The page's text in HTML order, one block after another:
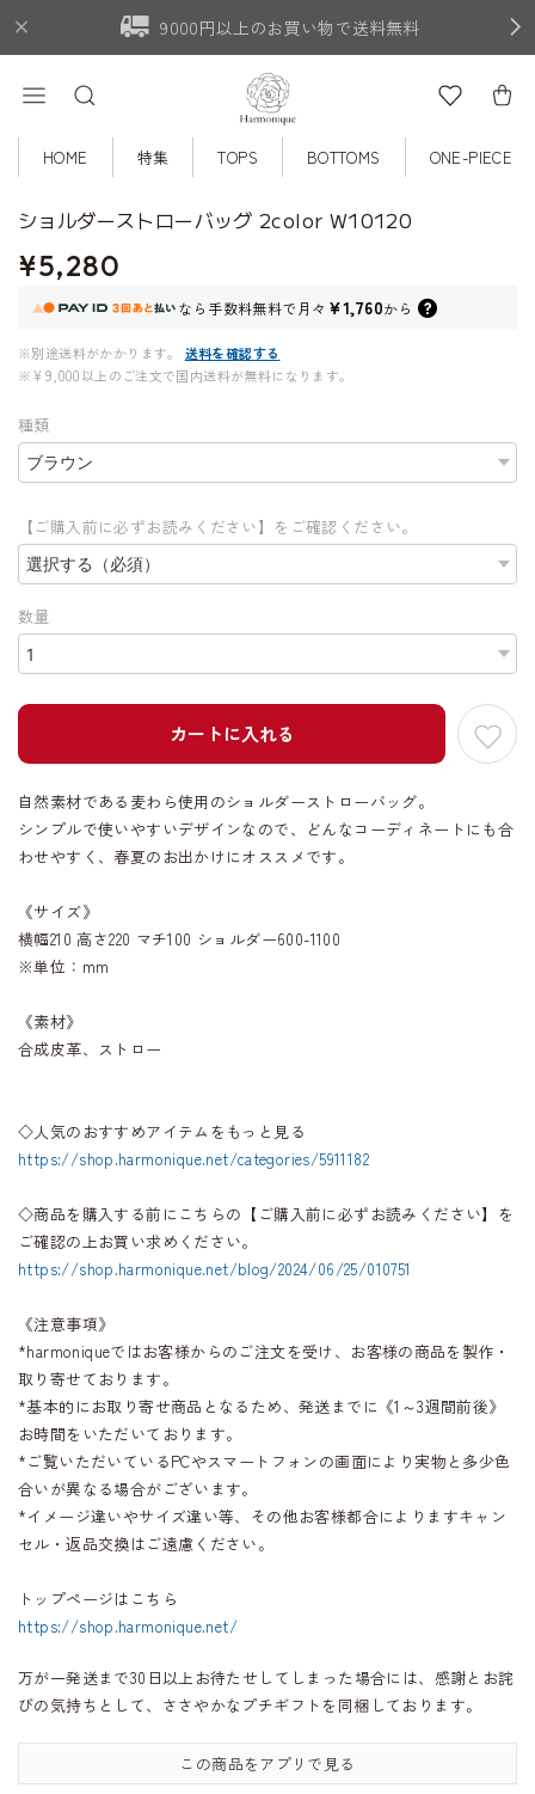
9000円以上のお買い物で送料無料
HOME 特集 TOPS BOTTOMS ONE-PIECE
ショルダーストローバッグ 2color W10120
¥5,280
なら 手数料無料で月々 ¥1,760から
※別途送料がかかります。
送料を確認する
※¥9,000以上のご注文で国内送料が無料になります。
種類
【ご購入前に必ずお読みください】をご確認ください。
数量
カートに入れる
自然素材である麦わら使用のショルダーストローバッグ。
シンプルで使いやすいデザインなので、どんなコーディネートにも合
わせやすく、春夏のお出かけにオススメです。
《サイズ》
横幅210 高さ220 マチ100 ショルダー600-1100
※単位：mm
《素材》
合成皮革、ストロー
◇人気のおすすめアイテムをもっと見る
https://shop.harmonique.net/categories/5911182
◇商品を購入する前にこちらの【ご購入前に必ずお読みください】を
ご確認の上お買い求めください。
https://shop.harmonique.net/blog/2024/06/25/010751
《注意事項》
*harmoniqueではお客様からのご注文を受け、お客様の商品を製作・
取り寄せております。
*基本的にお取り寄せ商品となるため、発送までに《1～3週間前後》
お時間をいただいております。
*ご覧いただいているPCやスマートフォンの画面により実物と多少色
合いが異なる場合がございます。
*イメージ違いやサイズ違い等、その他お客様都合によりますキャン
セル・返品交換はご遠慮ください。
トップページはこちら
https://shop.harmonique.net/
万が一発送まで30日以上お待たせしてしまった場合には、感謝とお詫
びの気持ちとして、ささやかなプチギフトを同梱しております。
この商品をアプリで見る